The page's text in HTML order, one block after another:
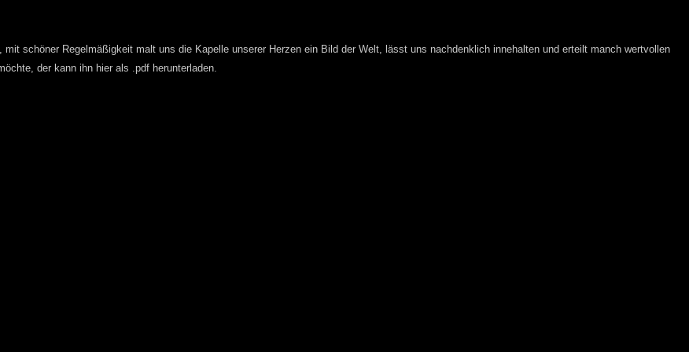
schöner Regelmäßigkeit malt uns die Kapelle unserer Herzen ein Bild der Welt, lässt uns nachdenklich innehalten und erteilt manch wertvollen
der kann ihn hier als .pdf herunterladen.